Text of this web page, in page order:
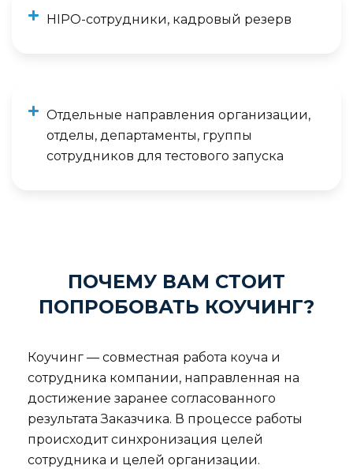
HIPO-сотрудники, кадровый резерв
Отдельные направления организации,
отделы, департаменты, группы
сотрудников для тестового запуска
ПОЧЕМУ ВАМ СТОИТ
ПОПРОБОВАТЬ КОУЧИНГ?
Коучинг — совместная работа коуча и
сотрудника компании, направленная на
достижение заранее согласованного
результата Заказчика. В процессе работы
происходит синхронизация целей
сотрудника и целей организации.